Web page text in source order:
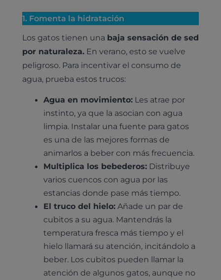
1. Fomenta la hidratación
Los gatos tienen una baja sensación de sed
por naturaleza.En verano, esto se vuelve
peligroso. Para incentivar el consumo de
agua, prueba estos trucos:
Agua en movimiento: Les atrae por
instinto, ya que la asocian con agua
limpia. Instalar una fuente para gatos
es una de las mejores formas de
animarlos a beber con más frecuencia.
Multiplica los bebederos: Distribuye
varios cuencos con agua por las
estancias donde pase más tiempo.
El truco del hielo: Añade un par de
cubitos a su agua. Mantendrás la
temperatura fresca más tiempo y el
hielo llamará su atención, incitándolo a
beber. Los cubitos pueden llamar la
atención de algunos gatos, aunque no